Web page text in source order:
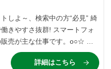
しよ～、検索中の方“必見” 綺
すさ抜群! スマートフォ
売が主な仕事です。o○☆ 専
切必要なし(｡･ ω<)ゞ 社割でお
◎ 未経験の方もお気軽にご応募
詳細はこちら